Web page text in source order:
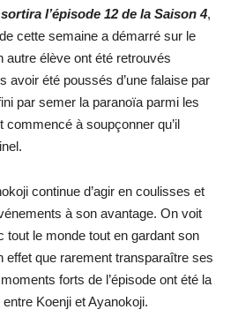
l’épisode 12 de la Saison 4,
cette semaine a démarré sur le
élève ont été retrouvés
avoir été poussés d’une falaise par
par semer la paranoïa parmi les
à soupçonner qu’il
continue d’agir en coulisses et
à son avantage. On voit
tout le monde tout en gardant son
effet que rarement transparaître ses
forts de l’épisode ont été la
Koenji et Ayanokoji.